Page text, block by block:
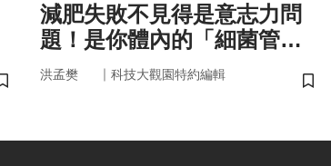
儲存書籤
減肥失敗不見得是意志力問
題！是你體內的「細菌管
家」在幫你囤油
洪孟樊 ｜ 科技大觀園特約編輯
儲